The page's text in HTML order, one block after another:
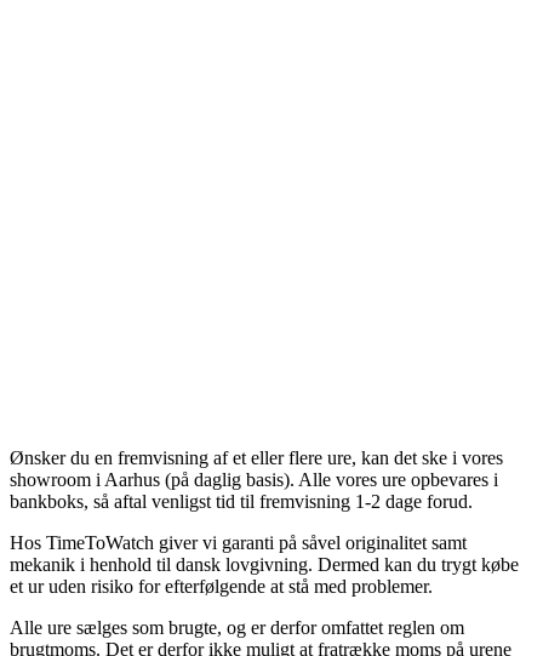
Ønsker du en fremvisning af et eller flere ure, kan det ske i vores
showroom i Aarhus (på daglig basis). Alle vores ure opbevares i
bankboks, så aftal venligst tid til fremvisning 1-2 dage forud.
Hos TimeToWatch giver vi garanti på såvel originalitet samt
mekanik i henhold til dansk lovgivning. Dermed kan du trygt købe
et ur uden risiko for efterfølgende at stå med problemer.
Alle ure sælges som brugte, og er derfor omfattet reglen om
brugtmoms. Det er derfor ikke muligt at fratrække moms på urene